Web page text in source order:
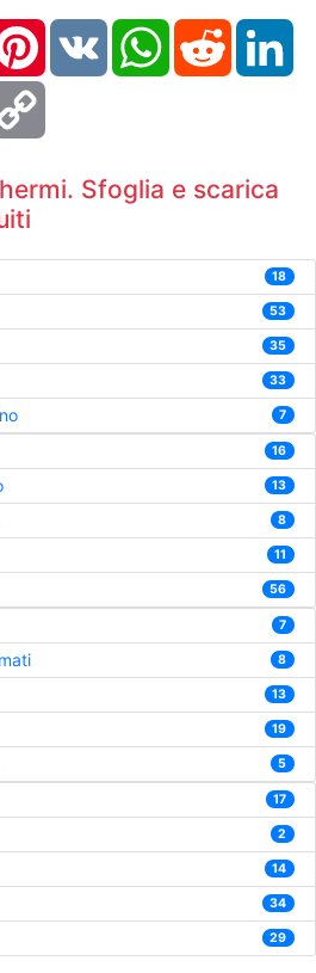
PinterestVK WhatsAppReddit
Sfoglia e scarica
18
53
35
33
7
16
13
8
11
56
7
8
13
19
5
17
2
14
34
29